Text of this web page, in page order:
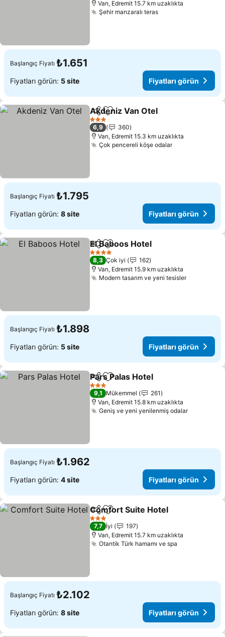
Van, Edremit 15.7 km uzaklıkta
Şehir manzaralı teras
Başlangıç Fiyatı ₺1.651
Fiyatları görün: 5 site Fiyatları görün
PaylaşFavorilerime ekle
Akdeniz Van Otel
3 Yıldız
6,9
360
Van, Edremit 15.3 km uzaklıkta
Çok pencereli köşe odalar
Başlangıç Fiyatı ₺1.795
Fiyatları görün: 8 site Fiyatları görün
PaylaşFavorilerime ekle
El Baboos Hotel
4 Yıldız
8,3 Çok iyi
162
Van, Edremit 15.9 km uzaklıkta
Modern tasarım ve yeni tesisler
Başlangıç Fiyatı ₺1.898
Fiyatları görün: 5 site Fiyatları görün
PaylaşFavorilerime ekle
Pars Palas Hotel
3 Yıldız
9,1 Mükemmel
261
Van, Edremit 15.8 km uzaklıkta
Geniş ve yeni yenilenmiş odalar
Başlangıç Fiyatı ₺1.962
Fiyatları görün: 4 site Fiyatları görün
PaylaşFavorilerime ekle
Comfort Suite Hotel
3 Yıldız
7,7 İyi
197
Van, Edremit 15.7 km uzaklıkta
Otantik Türk hamamı ve spa
Başlangıç Fiyatı ₺2.102
Fiyatları görün: 8 site Fiyatları görün